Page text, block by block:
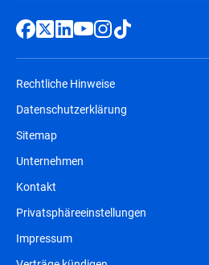
Rechtliche Hinweise
Datenschutzerklärung
Sitemap
Unternehmen
Kontakt
Privatsphäreeinstellungen
Impressum